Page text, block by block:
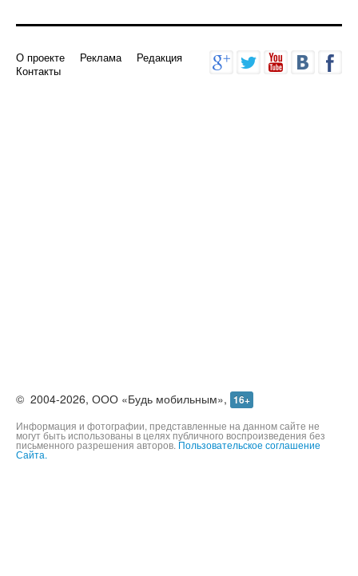
©2004-2026,ООО «Будь мобильным», 16+
Информация и фотографии, представленные на данном сайте не
могут быть использованы в целях публичного воспроизведения без